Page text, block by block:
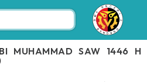
MUHAMMAD SAW 1446 H